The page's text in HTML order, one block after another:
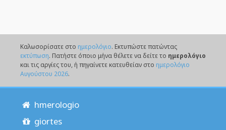
Καλωσορίσατε στο ημερολόγιο. Eκτυπώστε πατώντας
εκτύπωση. Πατήστε όποιο μήνα θέλετε να δείτε το ημερολόγιο
και τις αργίες του, ή πηγαίνετε κατευθείαν στο ημερολόγιο
Αυγούστου 2026.
hmerologio
giortes